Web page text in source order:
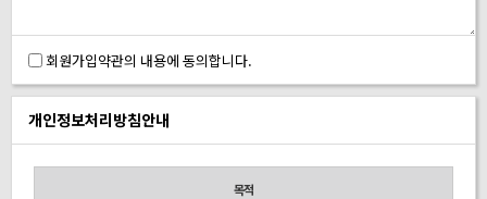
회원가입약관의 내용에 동의합니다.
개인정보처리방침안내
목적